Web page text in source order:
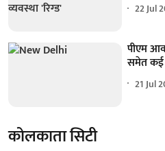
22 Jul
पीएम
समेत कई
21 Jul
कोलकाता सिटी